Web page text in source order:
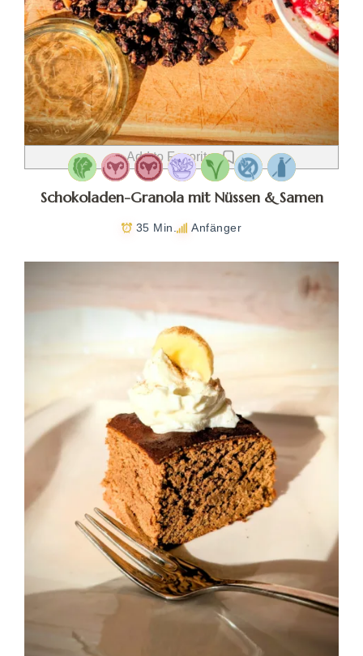
Add to Favorites
Schokoladen-Granola mit Nüssen & Samen
35 Min. Anfänger